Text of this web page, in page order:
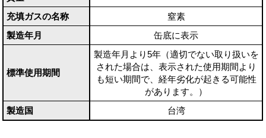
充填ガスの名称
窒素
製造年月
缶底に表示
標準使用期間
製造年月より5年（適切でない取り扱いを
された場合は、表示された使用期間より
も短い期間で、経年劣化が起きる可能性
があります。）
製造国
台湾